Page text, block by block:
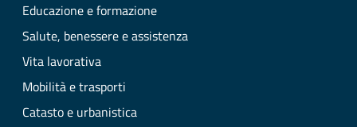
Educazione e formazione
Salute, benessere e assistenza
Vita lavorativa
Mobilità e trasporti
Catasto e urbanistica